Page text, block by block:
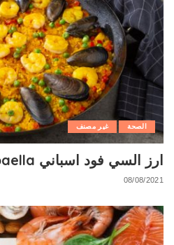
الصحة غير مصنف
ارز السي فود اسباني seafood paella
08/08/2021